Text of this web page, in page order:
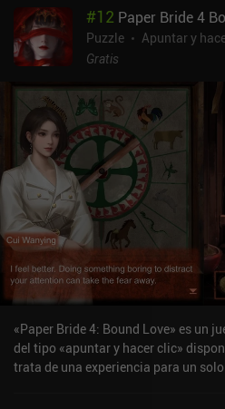
se ve empañado por una espesa
camino y amenaza con engullir todo
de ella del mismo modo que de
sacrificándose heroicamente,
problemas. Al principio, la historia parecía incomprensible, sin
ninguna explicación de lo que
sabía era que debía intentar
sagrada patria de la maleza
cuenta de por qué el juego se llama
brillantez de la historia. En general,
agradable con un final inesperado pero lógico.
premium de 0,99 $ sin anuncios ni iAP. Aunque se hace
se juega continuamente, la
relajante jugabilidad lo hacen ideal
y relajantes.
#12 Paper Bride 4
Puzzle
Apuntar y
Gratis
«Paper Bride 4: Bound Love» es un
del tipo «apuntar y hacer clic»
trata de una experiencia para un